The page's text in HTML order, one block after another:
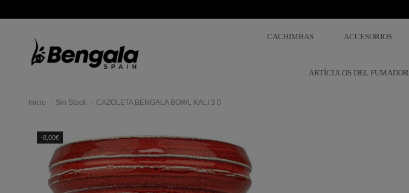
CACHIMBAS ACCESORIOS
ARTÍCULOS DEL FUMADOR
Inicio Sin Stock CAZOLETA BENGALA BOWL KALI 3.0
-8,00€